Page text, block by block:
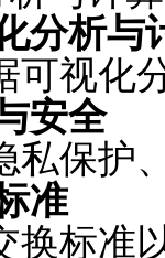
分析与
视化
安全
保护
准
标准